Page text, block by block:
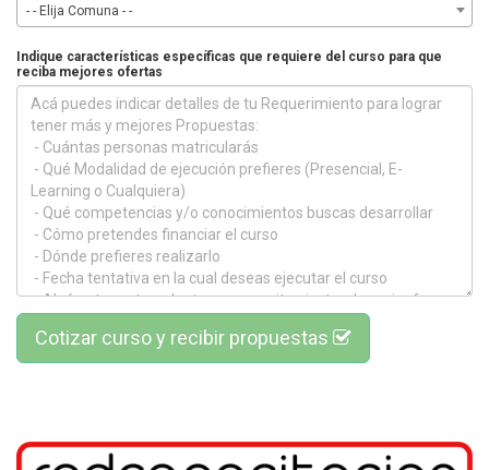
- - Elija Comuna - -
Indique características específicas que requiere del curso para que
reciba mejores ofertas
Cotizar curso y recibir propuestas